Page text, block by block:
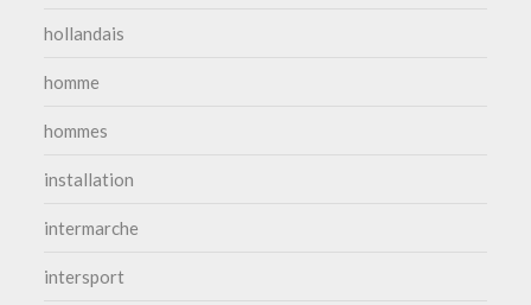
hollandais
homme
hommes
installation
intermarche
intersport